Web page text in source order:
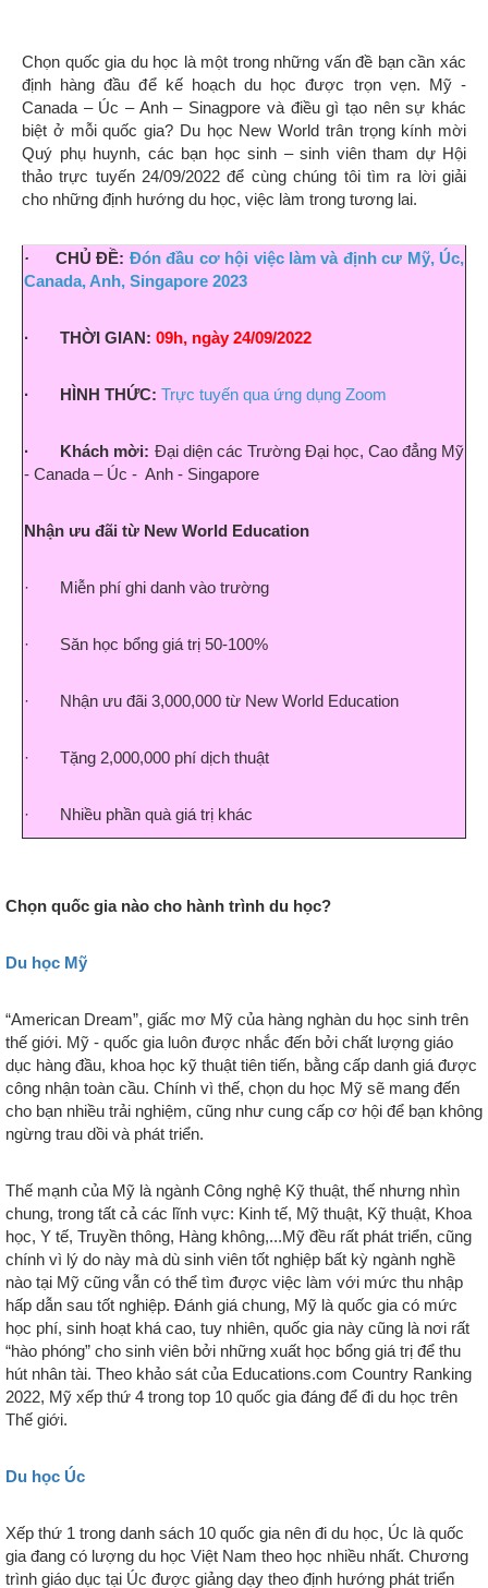
Chọn quốc gia du học là một trong những vấn đề bạn cần xác
định hàng đầu để kế hoạch du học được trọn vẹn. Mỹ -
Canada – Úc – Anh – Sinagpore và điều gì tạo nên sự khác
biệt ở mỗi quốc gia? Du học New World trân trọng kính mời
Quý phụ huynh, các bạn học sinh – sinh viên tham dự Hội
thảo trực tuyến 24/09/2022 để cùng chúng tôi tìm ra lời giải
cho những định hướng du học, việc làm trong tương lai.
· CHỦ ĐỀ: Đón đầu cơ hội việc làm và định cư Mỹ, Úc,
Canada, Anh, Singapore 2023
· THỜI GIAN: 09h, ngày 24/09/2022
· HÌNH THỨC: Trực tuyến qua ứng dụng Zoom
· Khách mời: Đại diện các Trường Đại học, Cao đẳng Mỹ
- Canada – Úc - Anh - Singapore
Nhận ưu đãi từ New World Education
· Miễn phí ghi danh vào trường
· Săn học bổng giá trị 50-100%
· Nhận ưu đãi 3,000,000 từ New World Education
· Tặng 2,000,000 phí dịch thuật
· Nhiều phần quà giá trị khác
Chọn quốc gia nào cho hành trình du học?
Du học Mỹ
“American Dream”, giấc mơ Mỹ của hàng nghàn du học sinh trên
thế giới. Mỹ - quốc gia luôn được nhắc đến bởi chất lượng giáo
dục hàng đầu, khoa học kỹ thuật tiên tiến, bằng cấp danh giá được
công nhận toàn cầu. Chính vì thế, chọn du học Mỹ sẽ mang đến
cho bạn nhiều trải nghiệm, cũng như cung cấp cơ hội để bạn không
ngừng trau dồi và phát triển.
Thế mạnh của Mỹ là ngành Công nghệ Kỹ thuật, thế nhưng nhìn
chung, trong tất cả các lĩnh vực: Kinh tế, Mỹ thuật, Kỹ thuật, Khoa
học, Y tế, Truyền thông, Hàng không,...Mỹ đều rất phát triển, cũng
chính vì lý do này mà dù sinh viên tốt nghiệp bất kỳ ngành nghề
nào tại Mỹ cũng vẫn có thể tìm được việc làm với mức thu nhập
hấp dẫn sau tốt nghiệp. Đánh giá chung, Mỹ là quốc gia có mức
học phí, sinh hoạt khá cao, tuy nhiên, quốc gia này cũng là nơi rất
“hào phóng” cho sinh viên bởi những xuất học bổng giá trị để thu
hút nhân tài. Theo khảo sát của Educations.com Country Ranking
2022, Mỹ xếp thứ 4 trong top 10 quốc gia đáng để đi du học trên
Thế giới.
Du học Úc
Xếp thứ 1 trong danh sách 10 quốc gia nên đi du học, Úc là quốc
gia đang có lượng du học Việt Nam theo học nhiều nhất. Chương
trình giáo dục tại Úc được giảng dạy theo định hướng phát triển